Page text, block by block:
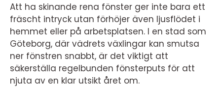
Att ha skinande rena fönster ger inte bara ett
fräscht intryck utan förhöjer även ljusflödet i
hemmet eller på arbetsplatsen. I en stad som
Göteborg, där vädrets växlingar kan smutsa
ner fönstren snabbt, är det viktigt att
säkerställa regelbunden fönsterputs för att
njuta av en klar utsikt året om.